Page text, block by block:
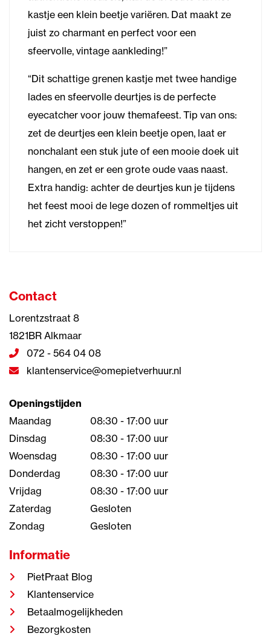
kastje een klein beetje variëren. Dat maakt ze
juist zo charmant en perfect voor een
sfeervolle, vintage aankleding!”
“Dit schattige grenen kastje met twee handige
lades en sfeervolle deurtjes is de perfecte
eyecatcher voor jouw themafeest. Tip van ons:
zet de deurtjes een klein beetje open, laat er
nonchalant een stuk jute of een mooie doek uit
hangen, en zet er een grote oude vaas naast.
Extra handig: achter de deurtjes kun je tijdens
het feest mooi de lege dozen of rommeltjes uit
het zicht verstoppen!”
Contact
Lorentzstraat 8
1821BR Alkmaar
072 - 564 04 08
klantenservice@omepietverhuur.nl
Openingstijden
Maandag
08:30 - 17:00 uur
Dinsdag
08:30 - 17:00 uur
Woensdag
08:30 - 17:00 uur
Donderdag
08:30 - 17:00 uur
Vrijdag
08:30 - 17:00 uur
Zaterdag
Gesloten
Zondag
Gesloten
Informatie
PietPraat Blog
Klantenservice
Betaalmogelijkheden
Bezorgkosten